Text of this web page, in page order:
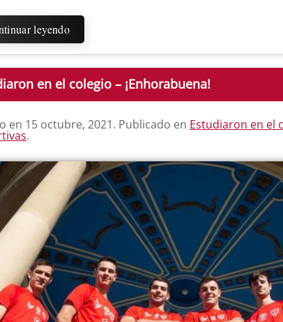
leyendo
en el colegio – ¡Enhorabuena!
en 15 octubre, 2021. Publicado en Estudiaron en el
.